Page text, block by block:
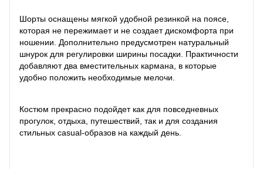
Шорты оснащены мягкой удобной резинкой на поясе,
которая не пережимает и не создает дискомфорта при
ношении. Дополнительно предусмотрен натуральный
шнурок для регулировки ширины посадки. Практичности
добавляют два вместительных кармана, в которые
удобно положить необходимые мелочи.
Костюм прекрасно подойдет как для повседневных
прогулок, отдыха, путешествий, так и для создания
стильных casual-образов на каждый день.